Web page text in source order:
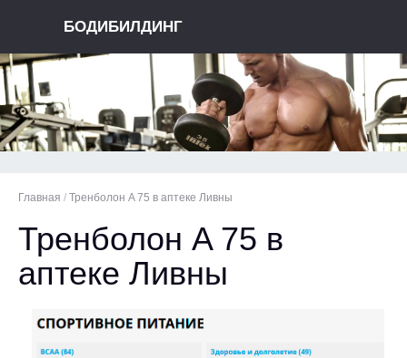
БОДИБИЛДИНГ
Главная / Тренболон A 75 в аптеке Ливны
Тренболон A 75 в
аптеке Ливны